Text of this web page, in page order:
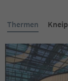
Thermen